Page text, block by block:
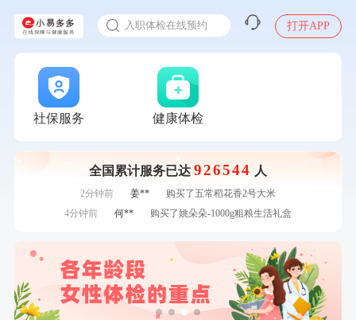
入职体检在线预约
打开APP
社保服务 健康体检
全国累计服务已达 926544 人
7分钟前 毛**
购买了汤臣倍健多维男士多种维生素矿物质片1.5g*60片*2
瓶
7分钟前 毛**
成功预约了尊享版孕前套餐（女）
刚刚
杜**
成功预约了标准体检套餐（男）
刚刚
成功预约了标准体检套餐（男）
购买了美的1.5L电热水壶HJ1522
刚刚
购买了美的1.5L电热水壶HJ1522
2分钟前
郑**
成功预约了脑血管系统套餐
2分钟前
姜**
购买了五常稻花香2号大米
4分钟前
何**
购买了姚朵朵-1000g粗粮生活礼盒
成功预约了中老年套餐
6分钟前
陆**
购买了固本堂阿胶糕传统口味400g
7分钟前
毛**
购买了汤臣倍健多维男士多种维生素矿物质片1.5g*60片*2
瓶
成功预约了尊享版孕前套餐（女）